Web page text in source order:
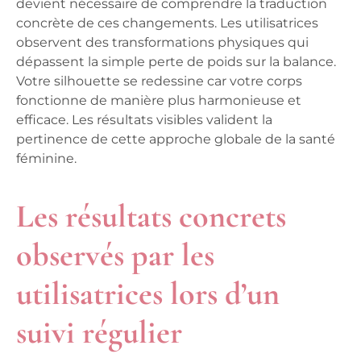
devient nécessaire de comprendre la traduction
concrète de ces changements. Les utilisatrices
observent des transformations physiques qui
dépassent la simple perte de poids sur la balance.
Votre silhouette se redessine car votre corps
fonctionne de manière plus harmonieuse et
efficace. Les résultats visibles valident la
pertinence de cette approche globale de la santé
féminine.
Les résultats concrets
observés par les
utilisatrices lors d’un
suivi régulier